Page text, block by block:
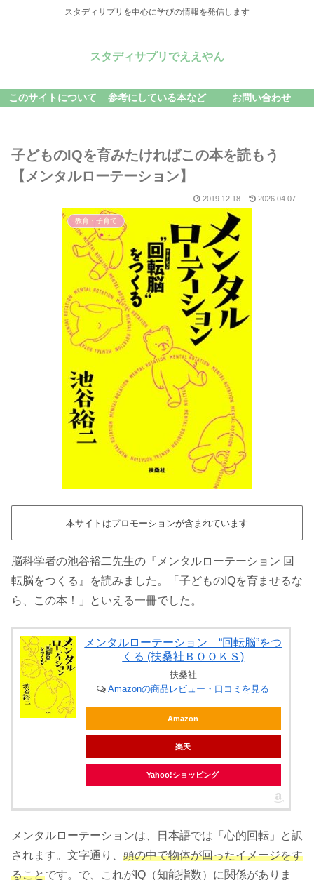
スタディサプリを中心に学びの情報を発信します
スタディサプリでええやん
このサイトについて 参考にしている本など お問い合わせ
子どものIQを育みたければこの本を読もう
【メンタルローテーション】
2019.12.18 2026.04.07
教育・子育て
本サイトはプロモーションが含まれています
脳科学者の池谷裕二先生の『メンタルローテーション 回
転脳をつくる』を読みました。「子どものIQを育ませるな
ら、この本！」といえる一冊でした。
メンタルローテーション “回転脳”をつ
くる (扶桑社ＢＯＯＫＳ)
扶桑社
Amazonの商品レビュー・口コミを見る
Amazon
楽天
Yahoo!ショッピング
メンタルローテーションは、日本語では「心的回転」と訳
されます。文字通り、 頭の中で物体が回ったイメージをす
ることです。で、これがIQ（知能指数）に関係がありま